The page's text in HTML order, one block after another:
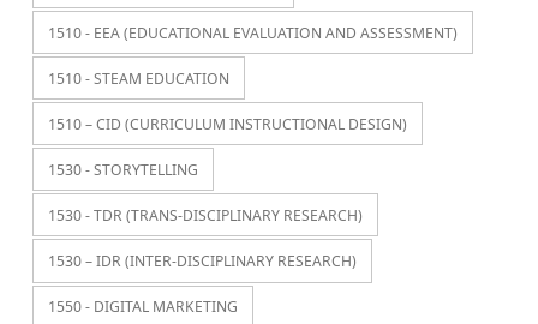
1510 - EEA (EDUCATIONAL EVALUATION AND ASSESSMENT)
1510 - STEAM EDUCATION
1510 – CID (CURRICULUM INSTRUCTIONAL DESIGN)
1530 - STORYTELLING
1530 - TDR (TRANS-DISCIPLINARY RESEARCH)
1530 – IDR (INTER-DISCIPLINARY RESEARCH)
1550 - DIGITAL MARKETING